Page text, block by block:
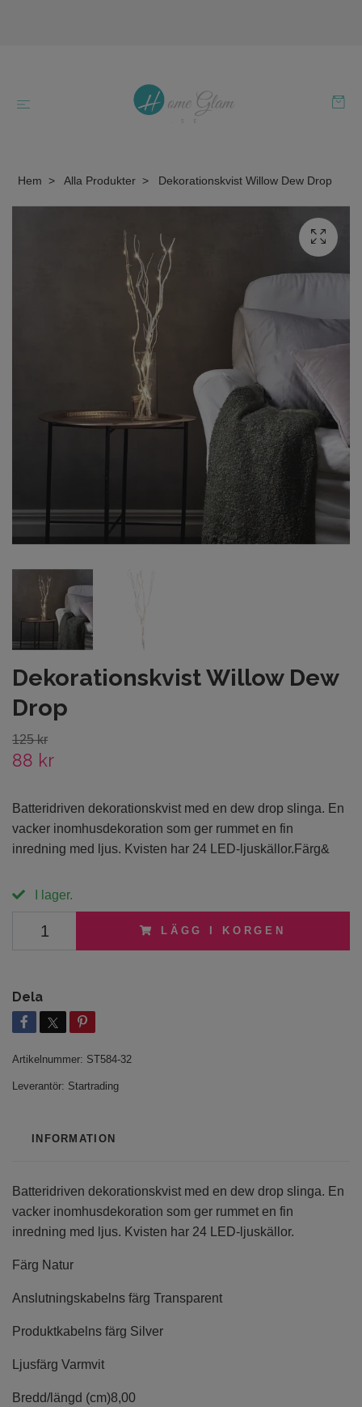
Hem Alla Produkter Dekorationskvist Willow Dew Drop
Dekorationskvist Willow Dew
Drop
125 kr
88 kr
Batteridriven dekorationskvist med en dew drop slinga. En
vacker inomhusdekoration som ger rummet en fin
inredning med ljus. Kvisten har 24 LED-ljuskällor.Färg&
I lager.
LÄGG I KORGEN
Dela
Artikelnummer: ST584-32
Leverantör: Startrading
INFORMATION
Batteridriven dekorationskvist med en dew drop slinga. En
vacker inomhusdekoration som ger rummet en fin
inredning med ljus. Kvisten har 24 LED-ljuskällor.
Färg Natur
Anslutningskabelns färg Transparent
Produktkabelns färg Silver
Ljusfärg Varmvit
Bredd/längd (cm)8,00